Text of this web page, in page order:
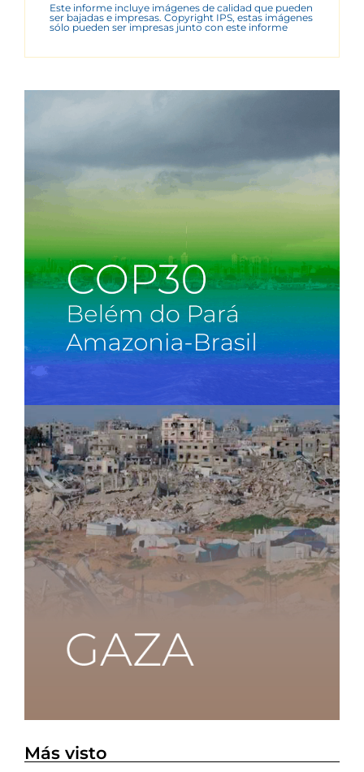
Este informe incluye imágenes de calidad que pueden
ser bajadas e impresas. Copyright IPS, estas imágenes
sólo pueden ser impresas junto con este informe
Más visto